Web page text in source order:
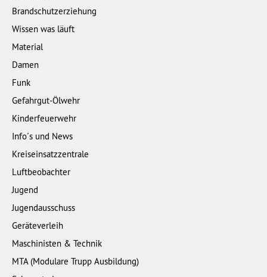
Brandschutzerziehung
Wissen was läuft
Material
Damen
Funk
Gefahrgut-Ölwehr
Kinderfeuerwehr
Info´s und News
Kreiseinsatzzentrale
Luftbeobachter
Jugend
Jugendausschuss
Geräteverleih
Maschinisten & Technik
MTA (Modulare Trupp Ausbildung)